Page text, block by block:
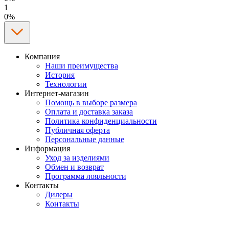
1
0%
Компания
Наши преимущества
История
Технологии
Интернет-магазин
Помощь в выборе размера
Оплата и доставка заказа
Политика конфиденциальности
Публичная оферта
Персональные данные
Информация
Уход за изделиями
Обмен и возврат
Программа лояльности
Контакты
Дилеры
Контакты